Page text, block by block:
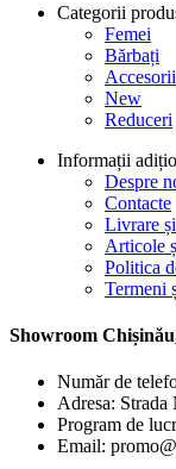
Categorii
Femei
Bărbați
Accesorii
New
Reduceri
Informații
Despre
Contacte
Livrare
Articole
Politica
Termeni
Showroom
Număr de
Adresa: Strada
Program de
Email: